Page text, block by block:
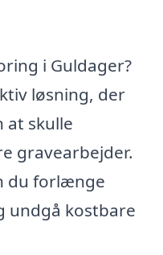
i Guldager?
løsning, der
at skulle
gravearbejder.
du forlænge
undgå kostbare